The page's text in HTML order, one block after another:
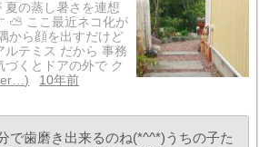
夏の蒸し暑さを連想
⛅️ ここ最近ネコ化が
から顔を出すだけど
ルテミス だから 事務
づくとドアの外で ク
10年前
で歯磨き出来るのね(*^^*)うちの子た